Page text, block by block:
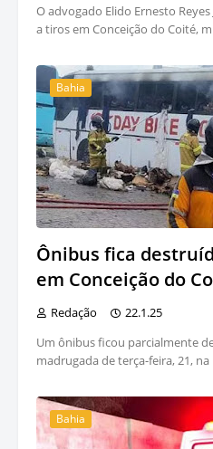
O advogado Elido Ernesto
a tiros em Conceição do Coité,
Bahia
Ônibus fica
em Conceição do
Redação
22.1.25
Um ônibus ficou parcialmente
madrugada de terça-feira, 21, na
Bahia